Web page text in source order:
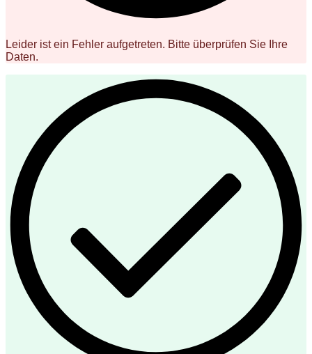
Leider ist ein Fehler aufgetreten. Bitte überprüfen Sie Ihre
Daten.